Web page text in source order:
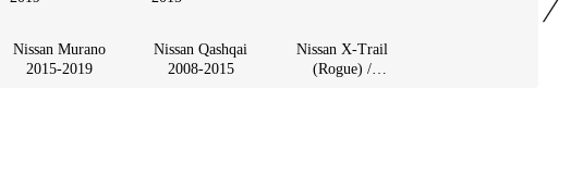
Nissan Murano
2015-2019
Nissan Qashqai
2008-2015
Nissan X-Trail
(Rogue) /